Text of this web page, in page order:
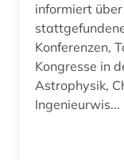
informiert
Konferenzen,
Kongresse in
Astrophysik,
Ingenieurwis...